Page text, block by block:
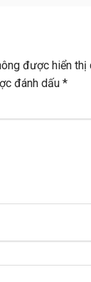
được hiển thị
đánh dấu *